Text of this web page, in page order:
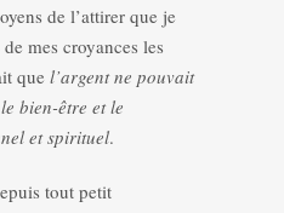
de l’attirer que je
mes croyances les
que l’argent ne pouvait
bien-être et le
et spirituel.
tout petit